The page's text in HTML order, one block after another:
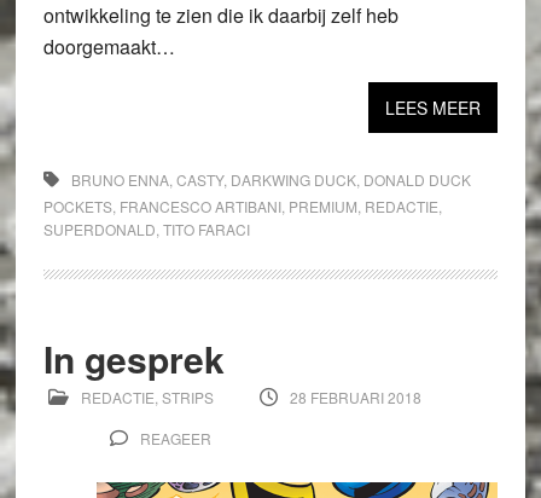
ontwikkeling te zien die ik daarbij zelf heb
doorgemaakt…
LEES MEER
BRUNO ENNA,CASTY, DARKWING DUCK, DONALD DUCK
POCKETS, FRANCESCO ARTIBANI, PREMIUM, REDACTIE,
SUPERDONALD,TITO FARACI
In gesprek
REDACTIE,STRIPS
28 FEBRUARI 2018
REAGEER